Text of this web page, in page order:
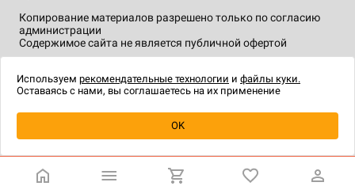
Копирование материалов разрешено только по согласию
администрации
Содержимое сайта не является публичной офертой
технологии .
Используем рекомендательные технологии и файлы куки.
Оставаясь с нами, вы соглашаетесь на их применение
OK